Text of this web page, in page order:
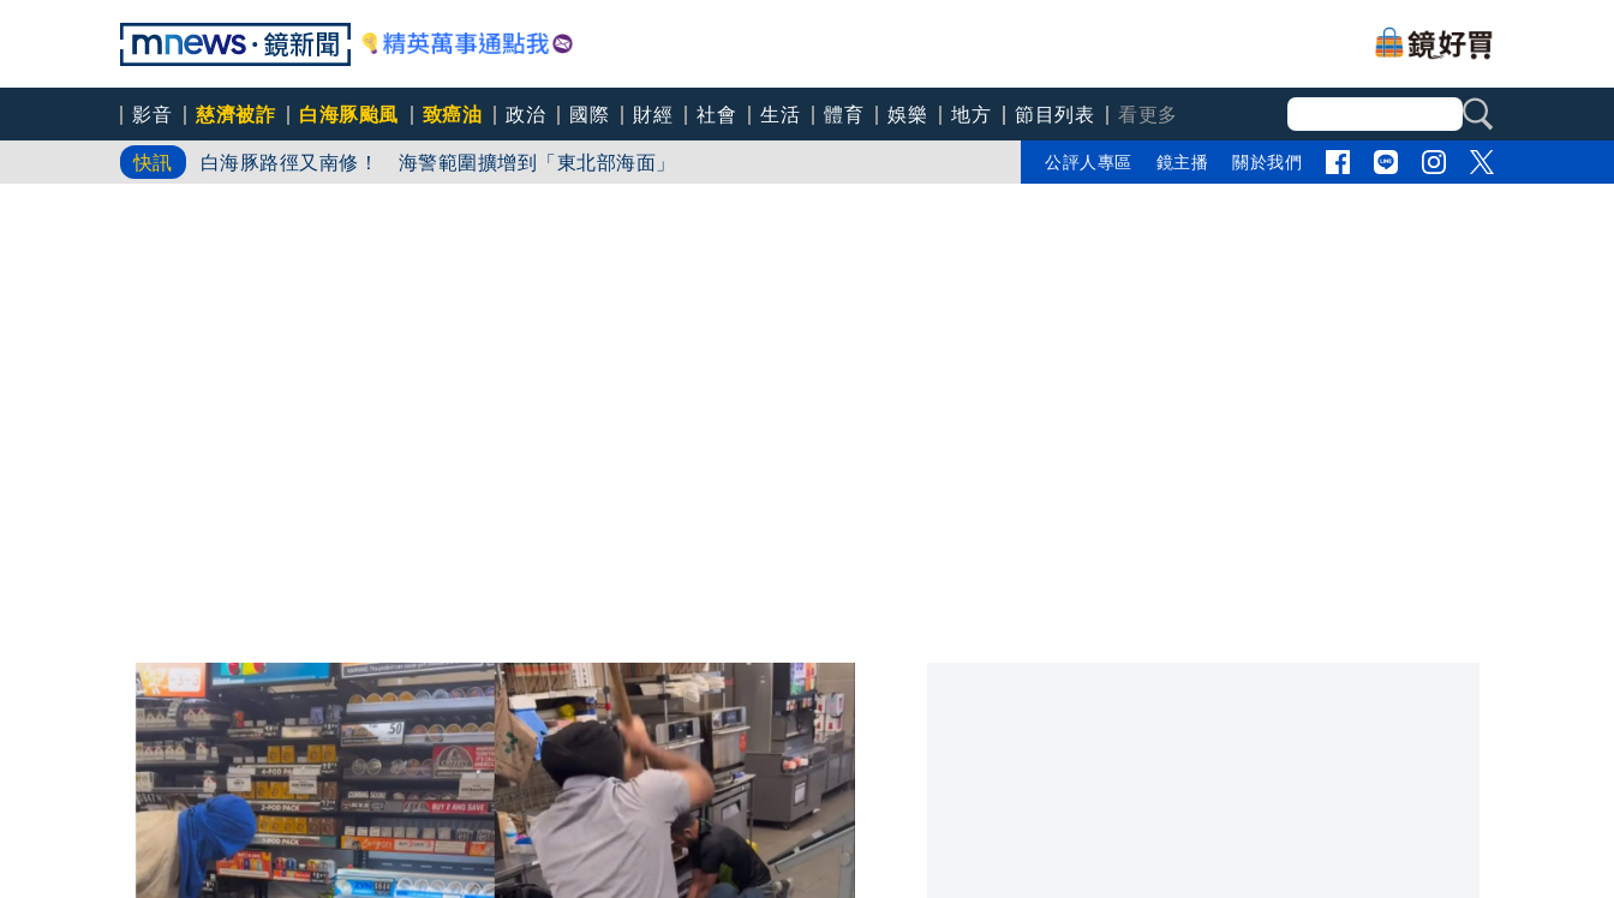
影音 慈濟被詐 白海豚颱風 致癌油 政治 國際 財經 社會 生活 體育 娛樂 地方 節目列表
看更多
快訊
白海豚路徑又南修！ 海警範圍擴增到「東北部海面」
慈濟挨詐十億／綠批抹黑「欠陳時中一個道歉」 柯志恩反嗆：比病毒還要毒
公評人專區 鏡主播 關於我們